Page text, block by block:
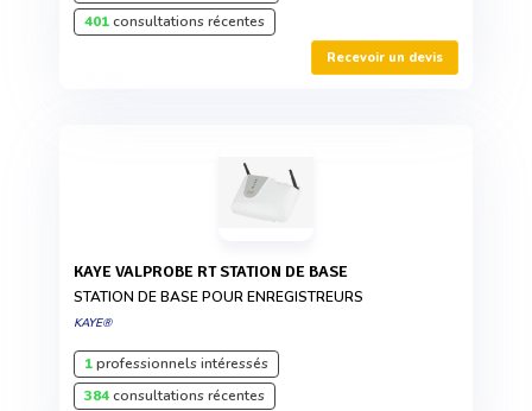
401consultations récentes
Recevoir un devis
KAYE VALPROBE RT STATION DE BASE
STATION DE BASE POUR ENREGISTREURS
KAYE®
1professionnels intéressés
384consultations récentes